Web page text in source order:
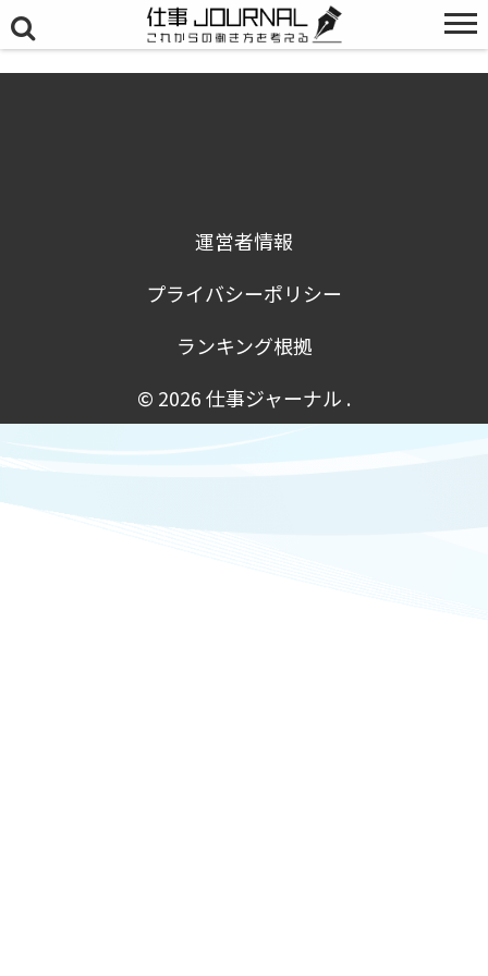
運営者情報
プライバシーポリシー
ランキング根拠
© 2026仕事ジャーナル .